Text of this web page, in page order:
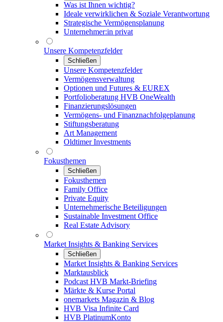
Was ist Ihnen wichtig?
Ideale verwirklichen & Soziale Verantwortung
Strategische Vermögensplanung
Unternehmer:in privat
Unsere Kompetenzfelder
Schließen
Unsere Kompetenzfelder
Vermögensverwaltung
Optionen und Futures & EUREX
Portfolioberatung HVB OneWealth
Finanzierungslösungen
Vermögens- und Finanznachfolgeplanung
Stiftungsberatung
Art Management
Oldtimer Investments
Fokusthemen
Schließen
Fokusthemen
Family Office
Private Equity
Unternehmerische Beteiligungen
Sustainable Investment Office
Real Estate Advisory
Market Insights & Banking Services
Schließen
Market Insights & Banking Services
Marktausblick
Podcast HVB Markt-Briefing
Märkte & Kurse Portal
onemarkets Magazin & Blog
HVB Visa Infinite Card
HVB PlatinumKonto